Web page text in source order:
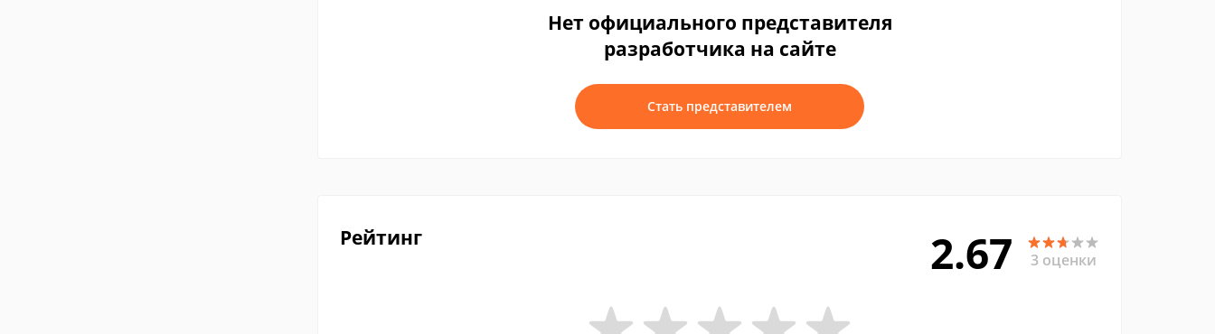
Нет официального представителя
разработчика на сайте
Стать представителем
Рейтинг 2.67 3 оценки